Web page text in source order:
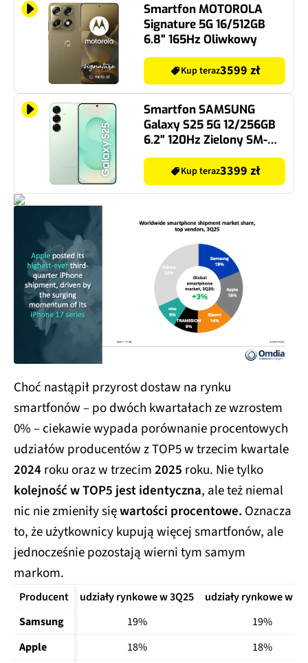
Smartfon MOTOROLA
Signature 5G 16/512GB
6.8" 165Hz Oliwkowy
Kup teraz3599 zł
Smartfon SAMSUNG
Galaxy S25 5G 12/256GB
6.2" 120Hz Zielony SM-
S931
Kup teraz3399 zł
Choć nastąpił przyrost dostaw na rynku
smartfonów – po dwóch kwartałach ze wzrostem
0% – ciekawie wypada porównanie procentowych
udziałów producentów z TOP5 w trzecim kwartale
2024roku oraz w trzecim2025 roku. Nie tylko
kolejność w TOP5 jest identyczna, ale też niemal
nic nie zmieniły sięwartości procentowe. Oznacza
to, że użytkownicy kupują więcej smartfonów, ale
jednocześnie pozostają wierni tym samym
markom.
Producent udziały rynkowe w 3Q25
udziały rynkowe w
Samsung
19%
19%
Apple
18% 18%